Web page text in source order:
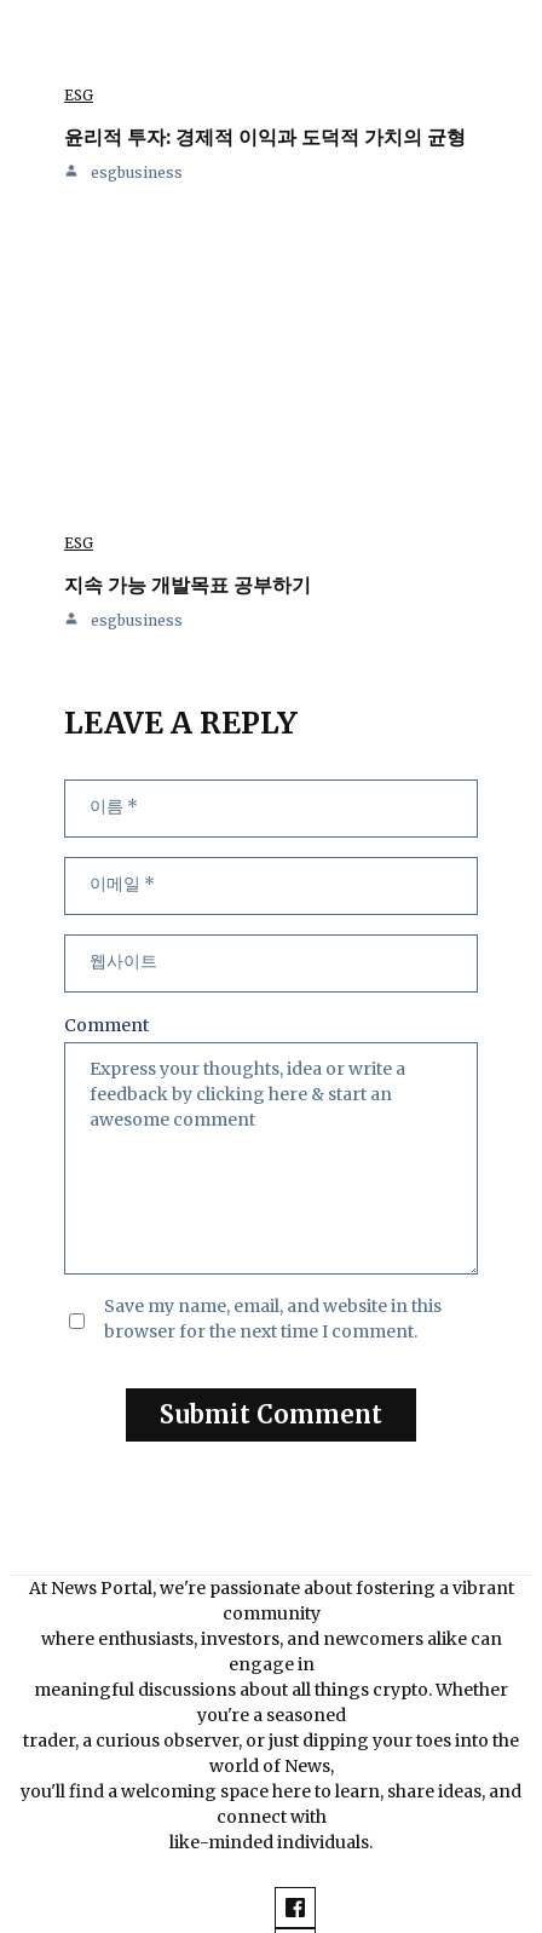
ESG
윤리적 투자: 경제적 이익과 도덕적 가치의 균형
esgbusiness
ESG
지속 가능 개발목표 공부하기
esgbusiness
LEAVE A REPLY
Comment
Save my name, email, and website in this
browser for the next time I comment.
At News Portal, we're passionate about fostering a vibrant
community
where enthusiasts, investors, and newcomers alike can
engage in
meaningful discussions about all things crypto. Whether
you're a seasoned
trader, a curious observer, or just dipping your toes into the
world of News,
you'll find a welcoming space here to learn, share ideas, and
connect with
like-minded individuals.